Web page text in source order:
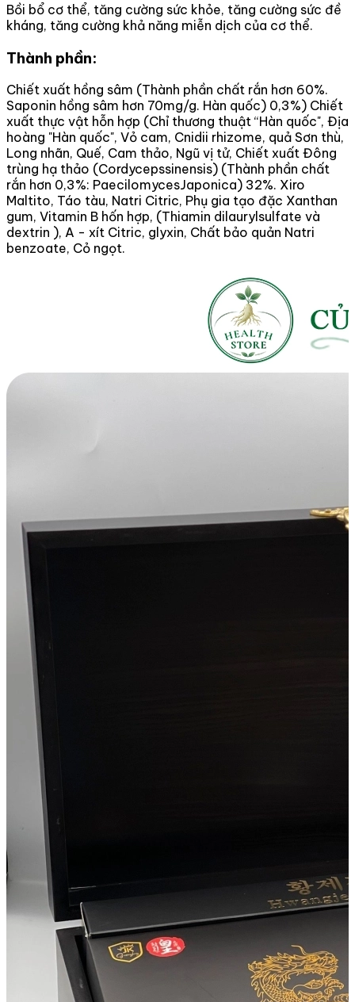
Bồi bổ cơ thể, tăng cường sức khỏe, tăng cường sức đề
kháng, tăng cường khả năng miễn dịch của cơ thể.
Thành phần:
Chiết xuất hồng sâm (Thành phần chất rắn hơn 60%.
Saponin hồng sâm hơn 70mg/g. Hàn quốc) 0,3%) Chiết
xuất thực vật hỗn hợp (Chỉ thương thuật “Hàn quốc", Địa
hoàng "Hàn quốc", Vỏ cam, Cnidii rhizome, quả Sơn thù,
Long nhãn, Quế, Cam thảo, Ngũ vị tử, Chiết xuất Đông
trùng hạ thảo (Cordycepssinensis) (Thành phần chất
rắn hơn 0,3%: PaecilomycesJaponica) 32%. Xiro
Maltito, Táo tàu, Natri Citric, Phụ gia tạo đặc Xanthan
gum, Vitamin B hốn hợp, (Thiamin dilaurylsulfate và
dextrin ), A - xít Citric, glyxin, Chất bảo quản Natri
benzoate, Cỏ ngọt.